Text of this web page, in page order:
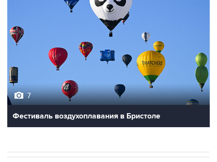
7
Фестиваль воздухоплавания в Бристоле